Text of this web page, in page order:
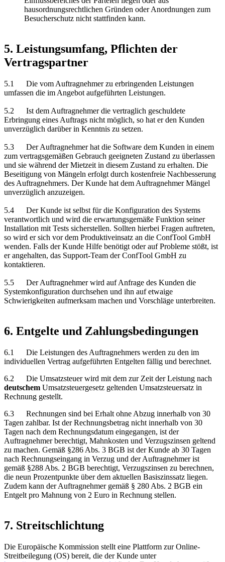
hausordnungsrechtlichen Gründen oder Anordnungen zum
Besucherschutz nicht stattfinden kann.
5. Leistungsumfang, Pflichten der
Vertragspartner
5.1 Die vom Auftragnehmer zu erbringenden Leistungen
umfassen die im Angebot aufgeführten Leistungen.
5.2 Ist dem Auftragnehmer die vertraglich geschuldete
Erbringung eines Auftrags nicht möglich, so hat er den Kunden
unverzüglich darüber in Kenntnis zu setzen.
5.3 Der Auftragnehmer hat die Software dem Kunden in einem
zum vertragsgemäßen Gebrauch geeigneten Zustand zu überlassen
und sie während der Mietzeit in diesem Zustand zu erhalten. Die
Beseitigung von Mängeln erfolgt durch kostenfreie Nachbesserung
des Auftragnehmers. Der Kunde hat dem Auftragnehmer Mängel
unverzüglich anzuzeigen.
5.4 Der Kunde ist selbst für die Konfiguration des Systems
verantwortlich und wird die erwartungsgemäße Funktion seiner
Installation mit Tests sicherstellen. Sollten hierbei Fragen auftreten,
so wird er sich vor dem Produktiveinsatz an die ConfTool GmbH
wenden. Falls der Kunde Hilfe benötigt oder auf Probleme stößt, ist
er angehalten, das Support-Team der ConfTool GmbH zu
kontaktieren.
5.5 Der Auftragnehmer wird auf Anfrage des Kunden die
Systemkonfiguration durchsehen und ihn auf etwaige
Schwierigkeiten aufmerksam machen und Vorschläge unterbreiten.
6. Entgelte und Zahlungsbedingungen
6.1 Die Leistungen des Auftragnehmers werden zu den im
individuellen Vertrag aufgeführten Entgelten fällig und berechnet.
6.2 Die Umsatzsteuer wird mit dem zur Zeit der Leistung nach
deutschem Umsatzsteuergesetz geltenden Umsatzsteuersatz in
Rechnung gestellt.
6.3 Rechnungen sind bei Erhalt ohne Abzug innerhalb von 30
Tagen zahlbar. Ist der Rechnungsbetrag nicht innerhalb von 30
Tagen nach dem Rechnungsdatum eingegangen, ist der
Auftragnehmer berechtigt, Mahnkosten und Verzugszinsen geltend
zu machen. Gemäß §286 Abs. 3 BGB ist der Kunde ab 30 Tagen
nach Rechnungseingang in Verzug und der Auftragnehmer ist
gemäß §288 Abs. 2 BGB berechtigt, Verzugszinsen zu berechnen,
die neun Prozentpunkte über dem aktuellen Basiszinssatz liegen.
Zudem kann der Auftragnehmer gemäß § 280 Abs. 2 BGB ein
Entgelt pro Mahnung von 2 Euro in Rechnung stellen.
7. Streitschlichtung
Die Europäische Kommission stellt eine Plattform zur Online-
Streitbeilegung (OS) bereit, die der Kunde unter